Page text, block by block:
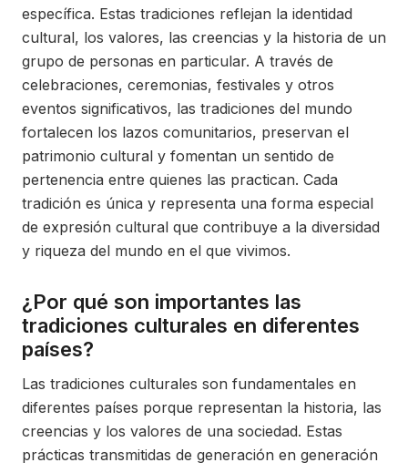
específica. Estas tradiciones reflejan la identidad
cultural, los valores, las creencias y la historia de un
grupo de personas en particular. A través de
celebraciones, ceremonias, festivales y otros
eventos significativos, las tradiciones del mundo
fortalecen los lazos comunitarios, preservan el
patrimonio cultural y fomentan un sentido de
pertenencia entre quienes las practican. Cada
tradición es única y representa una forma especial
de expresión cultural que contribuye a la diversidad
y riqueza del mundo en el que vivimos.
¿Por qué son importantes las
tradiciones culturales en diferentes
países?
Las tradiciones culturales son fundamentales en
diferentes países porque representan la historia, las
creencias y los valores de una sociedad. Estas
prácticas transmitidas de generación en generación